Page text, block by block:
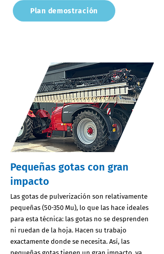
Plan demostración
Pequeñas gotas con gran
impacto
Las gotas de pulverización son relativamente
pequeñas (50-350 Mu), lo que las hace ideales
para esta técnica: las gotas no se desprenden
ni ruedan de la hoja. Hacen su trabajo
exactamente donde se necesita. Así, las